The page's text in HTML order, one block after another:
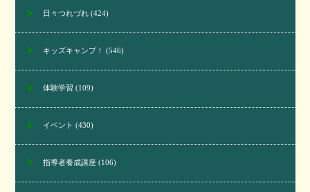
日々つれづれ(424)
キッズキャンプ！ (546)
体験学習 (109)
イベント (430)
指導者養成講座(106)